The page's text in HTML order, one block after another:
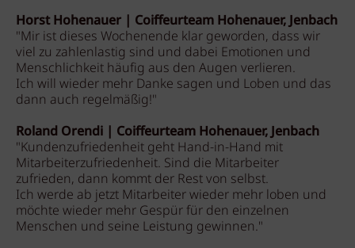
Horst Hohenauer | Coiffeurteam Hohenauer, Jenbach
"Mir ist dieses Wochenende klar geworden, dass wir
viel zu zahlenlastig sind und dabei Emotionen und
Menschlichkeit häufig aus den Augen verlieren.
Ich will wieder mehr Danke sagen und Loben und das
dann auch regelmäßig!"
Roland Orendi | Coiffeurteam Hohenauer, Jenbach
"Kundenzufriedenheit geht Hand-in-Hand mit
Mitarbeiterzufriedenheit. Sind die Mitarbeiter
zufrieden, dann kommt der Rest von selbst.
Ich werde ab jetzt Mitarbeiter wieder mehr loben und
möchte wieder mehr Gespür für den einzelnen
Menschen und seine Leistung gewinnen."